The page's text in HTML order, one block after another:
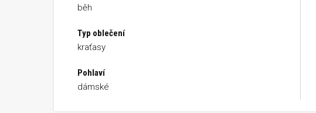
běh
Typ oblečení
kraťasy
Pohlaví
dámské